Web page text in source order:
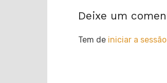
Deixe um
Tem de iniciar a sessão